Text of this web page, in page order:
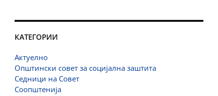
КАТЕГОРИИ
Актуелно
Општински совет за социјална заштита
Седници на Совет
Соопштенија